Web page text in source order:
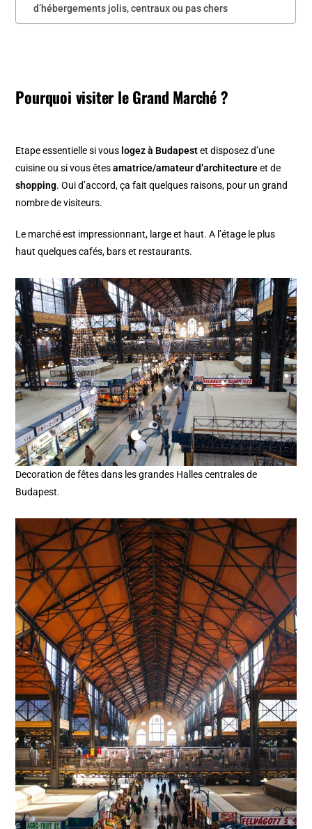
d’hébergements jolis, centraux ou pas chers
Pourquoi visiter le Grand Marché ?
Etape essentielle si vous logez à Budapestet disposez d’une
cuisine ou si vous êtesamatrice/amateur d’architectureet de
shopping. Oui d’accord, ça fait quelques raisons, pour un grand
nombre de visiteurs.
Le marché est impressionnant, large et haut. A l’étage le plus
haut quelques cafés, bars et restaurants.
Decoration de fêtes dans les grandes Halles centrales de
Budapest.